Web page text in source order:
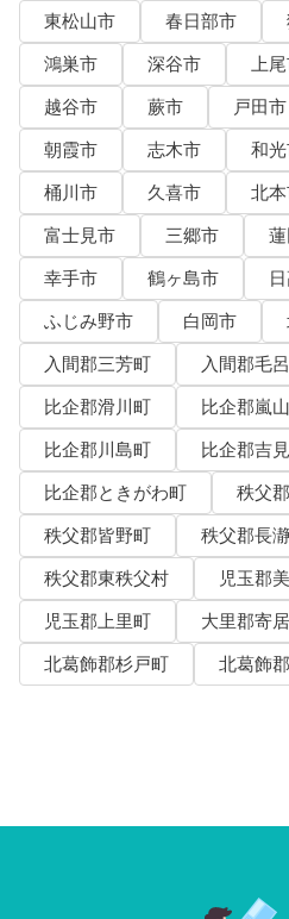
東松山市
春日部市
鴻巣市
深谷市 上
越谷市
蕨市 戸田市
朝霞市
志木市 和
桶川市
久喜市 北
富士見市
三郷市
幸手市
鶴ヶ島市
ふじみ野市
白岡市
入間郡三芳町
入間郡毛
比企郡滑川町
比企郡嵐
比企郡川島町
比企郡吉
比企郡ときがわ町
秩父
秩父郡皆野町
秩父郡長
秩父郡東秩父村
児玉郡
児玉郡上里町
大里郡寄
北葛飾郡杉戸町
北葛飾